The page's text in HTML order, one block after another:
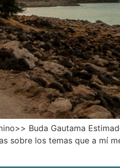
Buda Gautama
sobre los temas que a mí